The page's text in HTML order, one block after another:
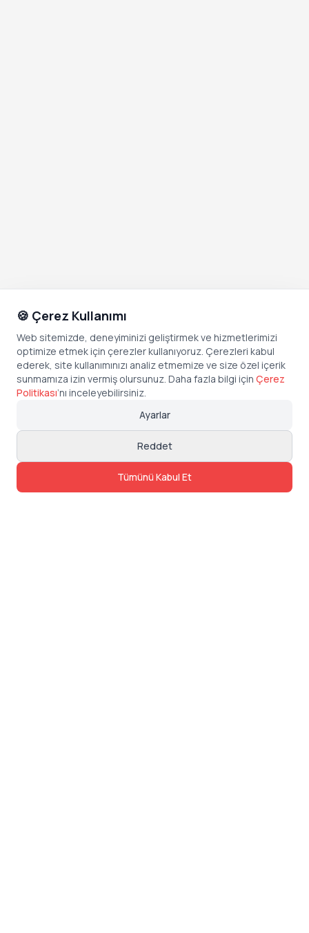
🍪 Çerez Kullanımı
Web sitemizde, deneyiminizi geliştirmek ve hizmetlerimizi
optimize etmek için çerezler kullanıyoruz. Çerezleri kabul
ederek, site kullanımınızı analiz etmemize ve size özel içerik
sunmamıza izin vermiş olursunuz. Daha fazla bilgi için Çerez
Politikası’nı inceleyebilirsiniz.
Ayarlar
Reddet
Tümünü Kabul Et